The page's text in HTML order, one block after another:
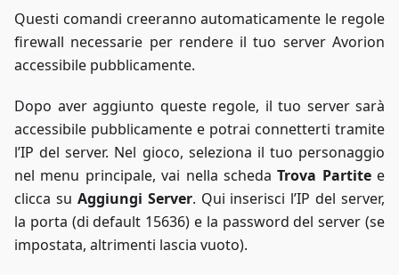
Questi comandi creeranno automaticamente le regole
firewall necessarie per rendere il tuo server Avorion
accessibile pubblicamente.
Dopo aver aggiunto queste regole, il tuo server sarà
accessibile pubblicamente e potrai connetterti tramite
l’IP del server. Nel gioco, seleziona il tuo personaggio
nel menu principale, vai nella schedaTrova Partitee
clicca su Aggiungi Server. Qui inserisci l’IP del server,
la porta (di default 15636) e la password del server (se
impostata, altrimenti lascia vuoto).